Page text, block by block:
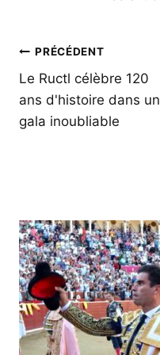
Navigation
de
l’article
PRÉCÉDENT
Le Ructl célèbre 120
ans d'histoire dans un
gala inoubliable